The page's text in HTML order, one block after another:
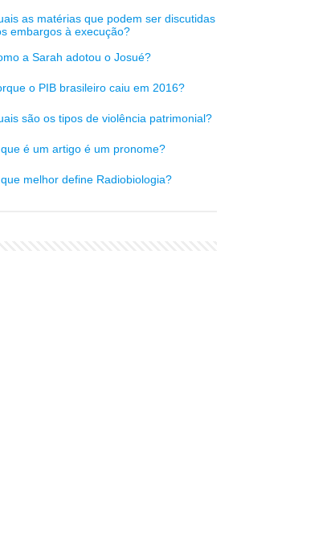
as matérias que podem ser discutidas
embargos à execução?
a Sarah adotou o Josué?
o PIB brasileiro caiu em 2016?
são os tipos de violência patrimonial?
é um artigo é um pronome?
melhor define Radiobiologia?